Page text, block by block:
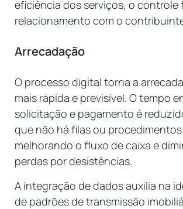
eficiência dos serviços, o controle
relacionamento com o
Arrecadação
O processo digital torna a
mais rápida e previsível. O tempo
solicitação e pagamento é
que não há filas ou
melhorando o fluxo de caixa e
perdas por desistências.
A integração de dados auxilia na
de padrões de transmissão